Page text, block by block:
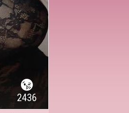
2436